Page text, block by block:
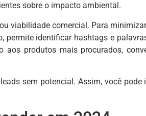
sobre o impacto ambiental.
viabilidade comercial. Para
permite identificar hashtags e
produtos mais procurados,
sem potencial. Assim, você pode